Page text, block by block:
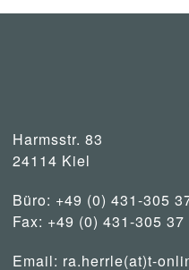
Harmsstr. 83
24114 Kiel
Büro: +49 (0) 431-305
Fax: +49 (0) 431-305 37
Email: ra.herrle(at)t-